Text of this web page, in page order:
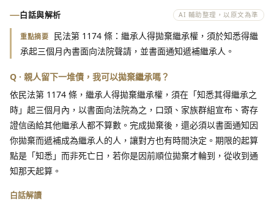
白話與解析 AI 輔助整理，以原文為準
重點摘要
民法第 1174 條：繼承人得拋棄繼承權，須於知悉得繼
承起三個月內書面向法院聲請，並書面通知遞補繼承人。
Q · 親人留下一堆債，我可以拋棄繼承嗎？
依民法第 1174 條，繼承人得拋棄繼承權，須在「知悉其得繼承之
時」起三個月內，以書面向法院為之，口頭、家族群組宣布、寄存
證信函給其他繼承人都不算數。完成拋棄後，還必須以書面通知因
你拋棄而遞補成為繼承人的人，讓對方也有時間決定。期限的起算
點是「知悉」而非死亡日，若你是因前順位拋棄才輪到，從收到通
知那天起算。
白話解讀